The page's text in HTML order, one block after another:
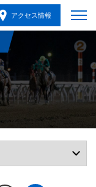
アクセス情報